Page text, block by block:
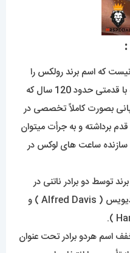
که اسم برند رولکس را
نشنیده باشد. یک برند شناخته شده با قدمتی حدود 120 سال که
بصورت کاملاً تخصصی در
برداشته و به جرأت میتوان
سازنده ساعت های لوکس در
برند توسط دو برادر ناتنی در
شهر لندن انجام شده. آقایان آلفرد دیویس ( Alfred Davis ) و
اسم هردو برادر تحت عنوان